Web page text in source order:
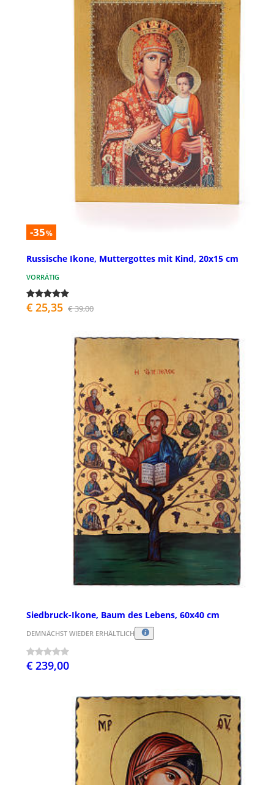
-35%
Russische Ikone, Muttergottes mit Kind, 20x15 cm
VORRÄTIG
€ 25,35 € 39,00
Siedbruck-Ikone, Baum des Lebens, 60x40 cm
DEMNÄCHST WIEDER ERHÄLTLICH
€ 239,00